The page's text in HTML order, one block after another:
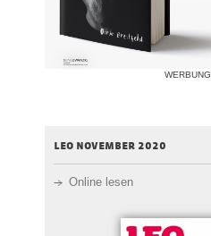
WERBUNG
leo november 2020
Online lesen